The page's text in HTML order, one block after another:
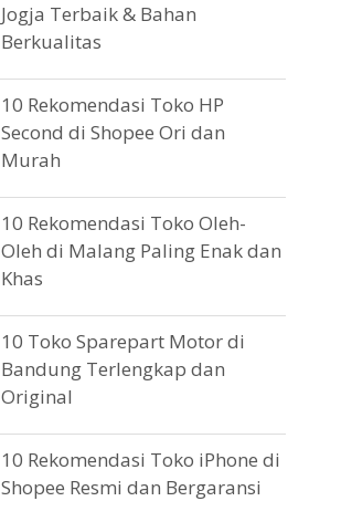
Jogja Terbaik & Bahan
Berkualitas
10 Rekomendasi Toko HP
Second di Shopee Ori dan
Murah
10 Rekomendasi Toko Oleh-
Oleh di Malang Paling Enak dan
Khas
10 Toko Sparepart Motor di
Bandung Terlengkap dan
Original
10 Rekomendasi Toko iPhone di
Shopee Resmi dan Bergaransi